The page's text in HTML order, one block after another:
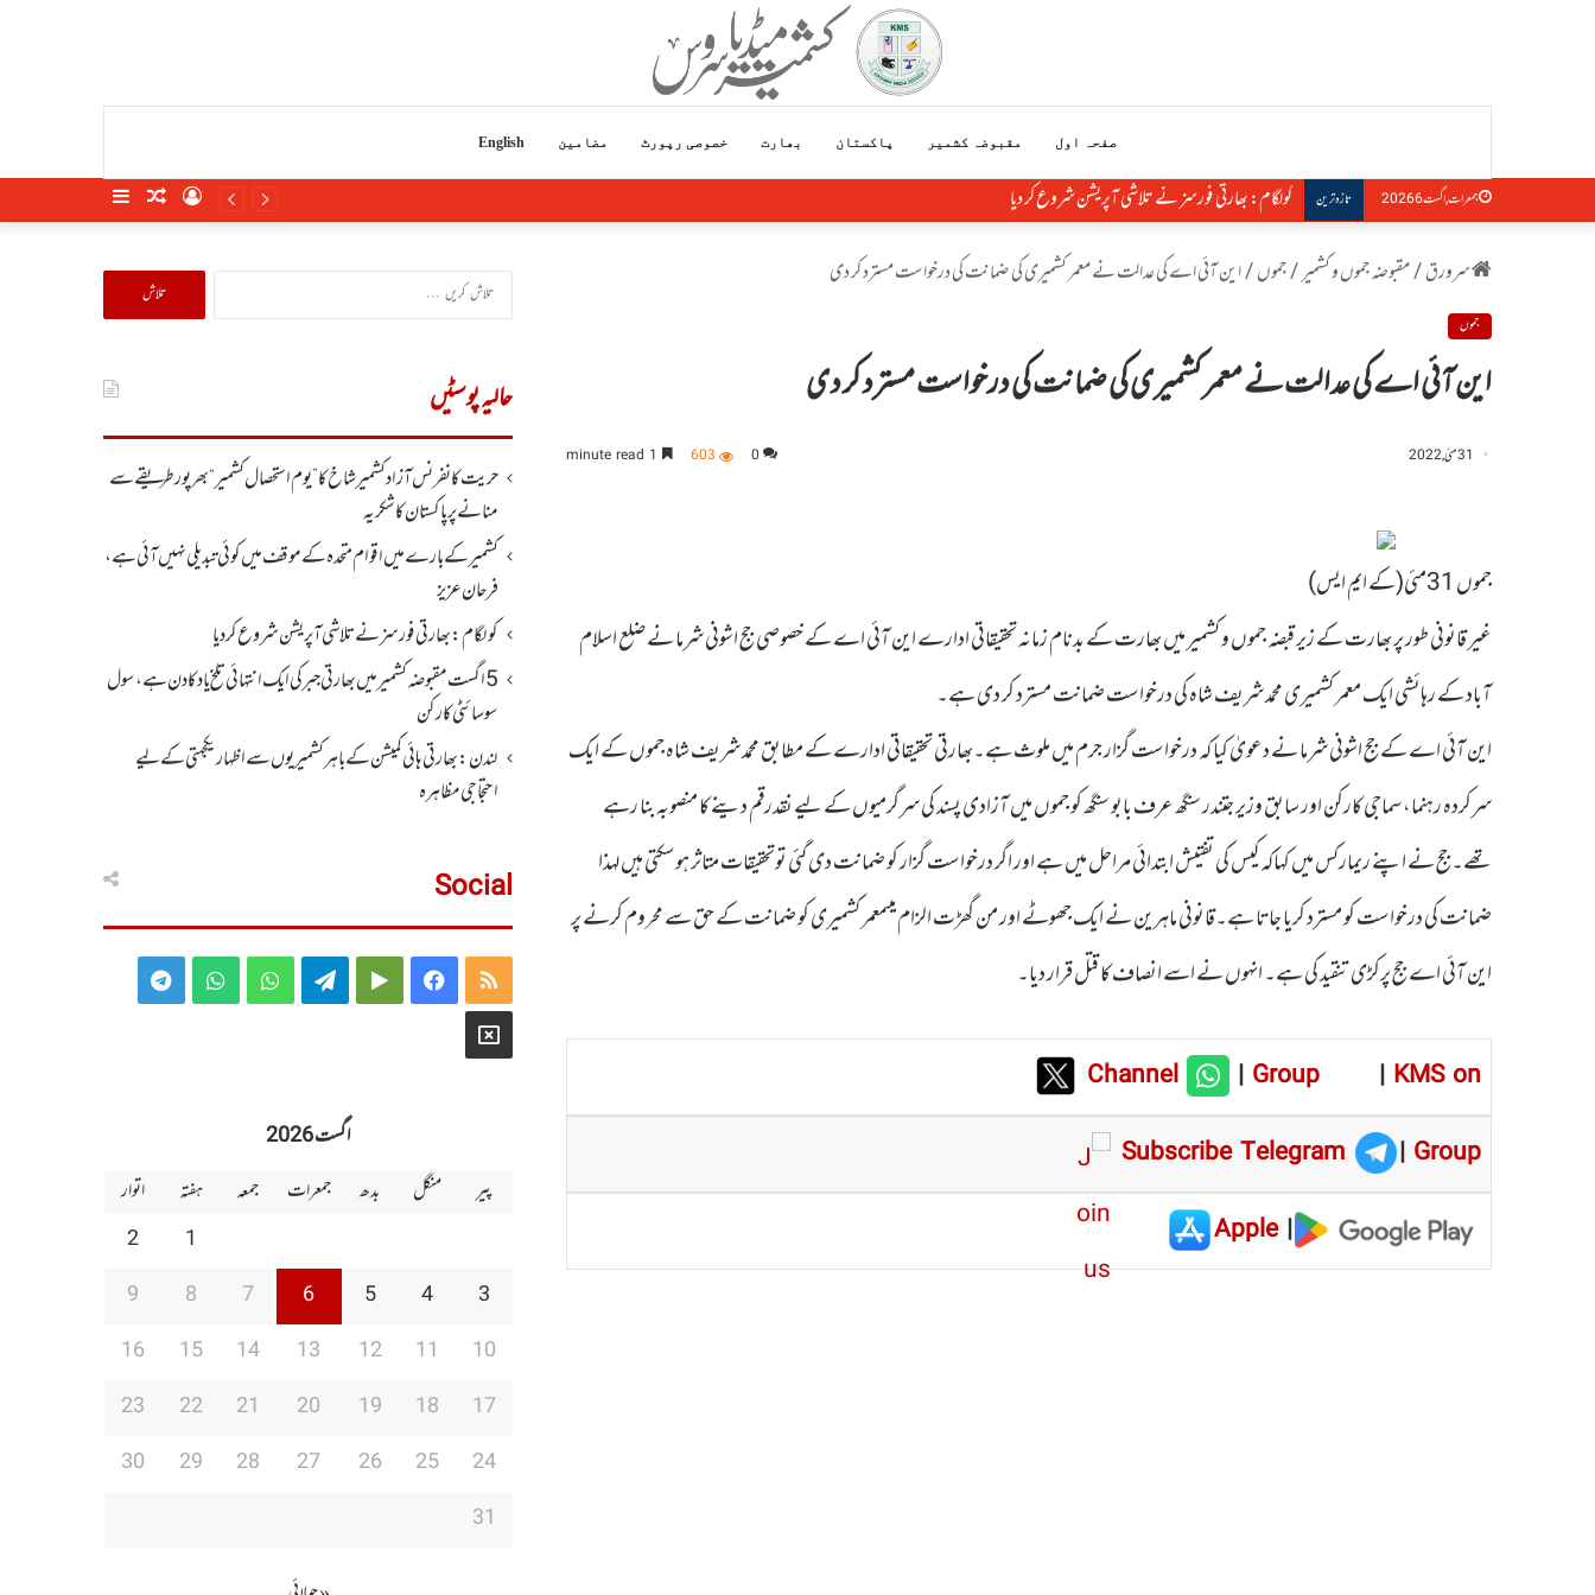
صفحہ اول مقبوضہ کشمیر پاکستان بھارت خصوصی رپورٹ مضامین English
جمعرات, اگست 6 2026 تازہ ترین کولگام: بھارتی فورسز نے تلاشی آپریشن شروع کر دیا SidebarRandomLog
سرورق/مقبوضہ جموں و کشمیر/جموں/این آئی اے کی عدالت نے معمر کشمیری کی ضمانت کی درخواست مسترد کر دی
جموں
این آئی اے کی عدالت نے معمر کشمیری کی ضمانت کی درخواست مسترد کر دی
31 مئی, 2022 0
603
جموں 31مئی(کے ایم ایس)
غیر قانونی طور پر بھارت کے زیر قبضہ جموں و کشمیر میں بھارت کے بدنام زمانہ تحقیقاتی ادارے این آئی اے کے خصوصی جج اشونی شرما نے ضلع اسلام
آباد کے رہائشی ایک معمر کشمیری محمد شریف شاہ کی درخواست ضمانت مسترد کر دی ہے۔
این آئی اے کے جج اشونی شرما نے دعویٰ کیا کہ درخواست گزار جرم میں ملوث ہے۔بھارتی تحقیقاتی ادارے کے مطابق محمد شریف شاہ جموں کے ایک
سرکردہ رہنما، سماجی کارکن اور سابق وزیر جتندر سنگھ عرف بابو سنگھ کو جموں میں آزادی پسند کی سرگرمیوں کے لیے نقدرقم دینے کا منصوبہ بنا رہے
تھے۔جج نے اپنے ریمارکس میں کہاکہ کیس کی تفتیش ابتدائی مراحل میں ہے اور اگر درخواست گزار کو ضمانت دی گئی توتحقیقات متاثر ہوسکتی ہیں لہذا
ضمانت کی درخواست کو مسترد کریا جاتا ہے۔قانونی ماہرین نے ایک جھوٹے اور من گھڑت الزام میںمعمر کشمیری کو ضمانت کے حق سے محروم کرنے پر
این آئی اے جج پرکڑی تنقید کی ہے۔ انہوں نے اسے انصاف کا قتل قرار دیا۔
Channel |Group | KMS on
Subscribe Telegram
| Group
|
Apple
تلاش
کریں
حالیہ پوسٹیں
حریت کانفرنس آزادکشمیر شاخ کا”یوم استحصال کشمیر“ بھر پور طریقے سے
منانے پر پاکستان کا شکریہ
کشمیر کے بارے میں اقوام متحدہ کے موقف میں کوئی تبدیلی نہیں آئی ہے،
فرحان عزیز
کولگام: بھارتی فورسز نے تلاشی آپریشن شروع کر دیا
5 اگست مقبوضہ کشمیر میں بھارتی جبر کی ایک انتہائی تلخ یاد کا دن ہے، سول
سوسائٹی کارکن
لندن : بھارتی ہائی کمیشن کے باہر کشمیریوں سے اظہار یکجہتی کے لیے
احتجاجی مظاہرہ
Social
RSS
Facebook
Google
Telegram
WhatsApp
WhatsApp
Telegram
X
اگست 2026
پیر
منگل بدھ جمعرات جمعہ ہفتہ
اتوار
1
2
3
4
5
6
7
8
9
10
11
12
13
14
15
16
17
18
19
20
21
22
23
24
25
26
27
28
29
30
31